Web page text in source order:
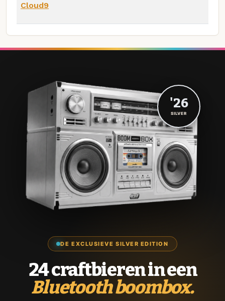
Cloud9
DE EXCLUSIEVE SILVER EDITION
24 craftbieren in een
Bluetooth boombox.
'26
SILVER